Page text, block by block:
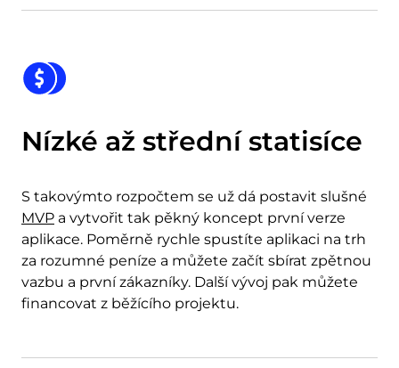
Nízké až střední statisíce
S takovýmto rozpočtem se už dá postavit slušné
MVP a vytvořit tak pěkný koncept první verze
aplikace. Poměrně rychle spustíte aplikaci na trh
za rozumné peníze a můžete začít sbírat zpětnou
vazbu a první zákazníky. Další vývoj pak můžete
financovat z běžícího projektu.